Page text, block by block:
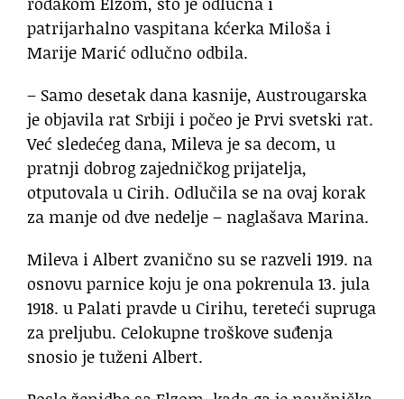
patrijarhalno vaspitana kćerka Miloša i
Marije Marić odlučno odbila.
– Samo desetak dana kasnije, Austrougarska
je objavila rat Srbiji i počeo je Prvi svetski rat.
Već sledećeg dana, Mileva je sa decom, u
pratnji dobrog zajedničkog prijatelja,
otputovala u Cirih. Odlučila se na ovaj korak
za manje od dve nedelje – naglašava Marina.
Mileva i Albert zvanično su se razveli 1919. na
osnovu parnice koju je ona pokrenula 13. jula
1918. u Palati pravde u Cirihu, tereteći supruga
za preljubu. Celokupne troškove suđenja
snosio je tuženi Albert.